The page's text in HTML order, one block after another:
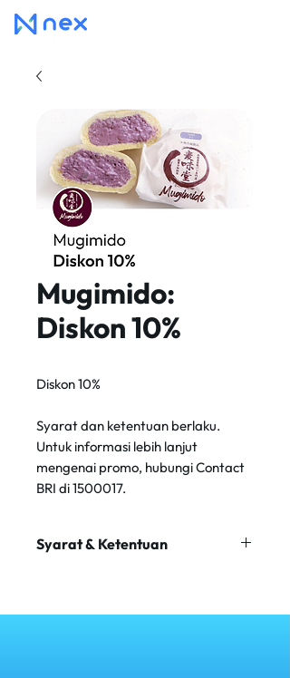
Mugimido:
Diskon 10%
Diskon 10%
Syarat dan ketentuan berlaku.
Untuk informasi lebih lanjut
mengenai promo, hubungi Contact
BRI di 1500017.
Syarat & Ketentuan
Promo tidak dapat digabungkan